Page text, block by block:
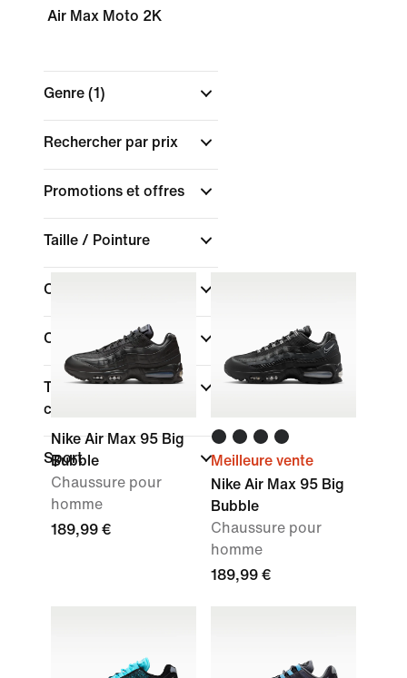
Air Max Moto 2K
Genre (1)
Rechercher par prix
Promotions et offres
Taille / Pointure
Couleur
Collections
Type de coupe des
chaussures
Sport
Nike Air Max 95 Big
Bubble
Chaussure pour
homme
189,99 €
Meilleure vente
Nike Air Max 95 Big
Bubble
Chaussure pour
homme
189,99 €